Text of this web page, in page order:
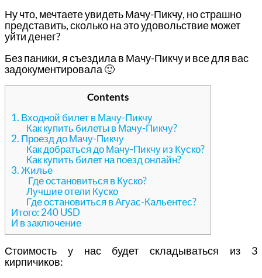
Ну что, мечтаете увидеть Мачу-Пикчу, но страшно
представить, сколько на это удовольствие может
уйти денег?
Без паники, я съездила в Мачу-Пикчу и все для вас
задокументировала 🙂
Contents
1. Входной билет в Мачу-Пикчу
Как купить билеты в Мачу-Пикчу?
2. Проезд до Мачу-Пикчу
Как добраться до Мачу-Пикчу из Куско?
Как купить билет на поезд онлайн?
3. Жилье
Где остановиться в Куско?
Лучшие отели Куско
Где остановиться в Агуас-Кальентес?
Итого: 240 USD
И в заключение
Стоимость у нас будет складываться из 3
кирпичиков: